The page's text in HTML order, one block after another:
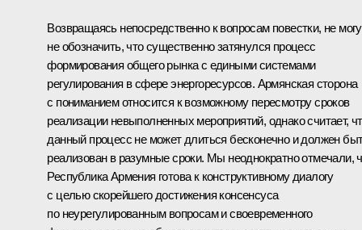
Возвращаясь непосредственно к вопросам повестки, не могу
не обозначить, что существенно затянулся процесс
формирования общего рынка с едиными системами
регулирования в сфере энергоресурсов. Армянская сторона
с пониманием относится к возможному пересмотру сроков
реализации невыполненных мероприятий, однако считает,
данный процесс не может длиться бесконечно и должен
реализован в разумные сроки. Мы неоднократно отмечали,
Республика Армения готова к конструктивному диалогу
с целью скорейшего достижения консенсуса
по неурегулированным вопросам и своевременного